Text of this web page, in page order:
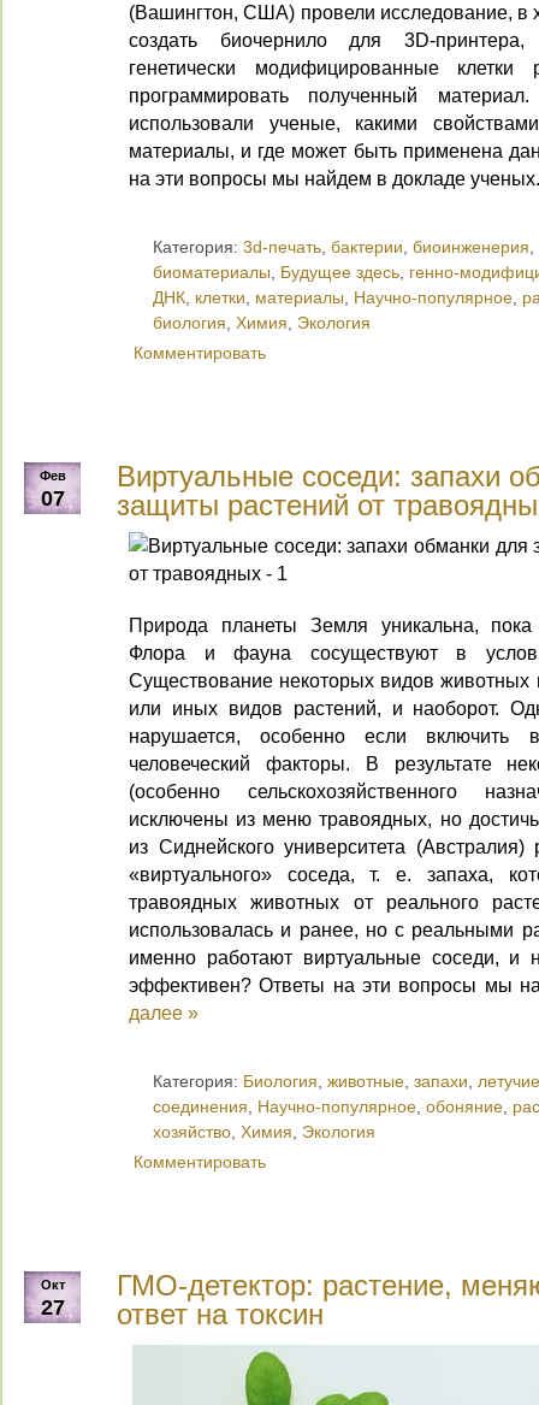
(Вашингтон, США) провели исследование, в
создать биочернило для 3D-
генетически модифицированные клетки
программировать полученный
использовали ученые, какими
материалы, и где может быть применена
на эти вопросы мы найдем в докладе
Категория: 3d-печать, бактерии, биоинженерия,
биоматериалы, Будущее здесь, генно-
ДНК, клетки, материалы, Научно-популярное,
биология, Химия, Экология
Комментировать
Фев
07
Виртуальные соседи: запахи
защиты растений от
Природа планеты Земля уникальна,
Флора и фауна сосуществуют в
Существование некоторых видов животных
или иных видов растений, и наоборот.
нарушается, особенно если включить
человеческий факторы. В результате
(особенно сельскохозяйственного
исключены из меню травоядных, но
из Сиднейского университета (Австралия)
«виртуального» соседа, т. е. запаха,
травоядных животных от реального
использовалась и ранее, но с реальными
именно работают виртуальные соседи, и
эффективен? Ответы на эти вопросы мы
далее »
Категория: Биология, животные, запахи,
соединения, Научно-популярное, обоняние,
хозяйство, Химия, Экология
Комментировать
Окт
27
ГМО-детектор: растение,
ответ на токсин